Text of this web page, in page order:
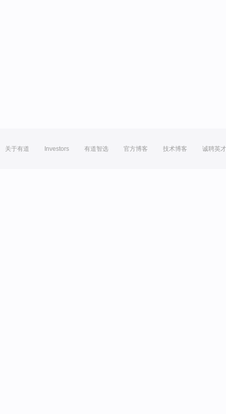
关于有道 Investors 有道智选 官方博客 技术博客 诚聘英才